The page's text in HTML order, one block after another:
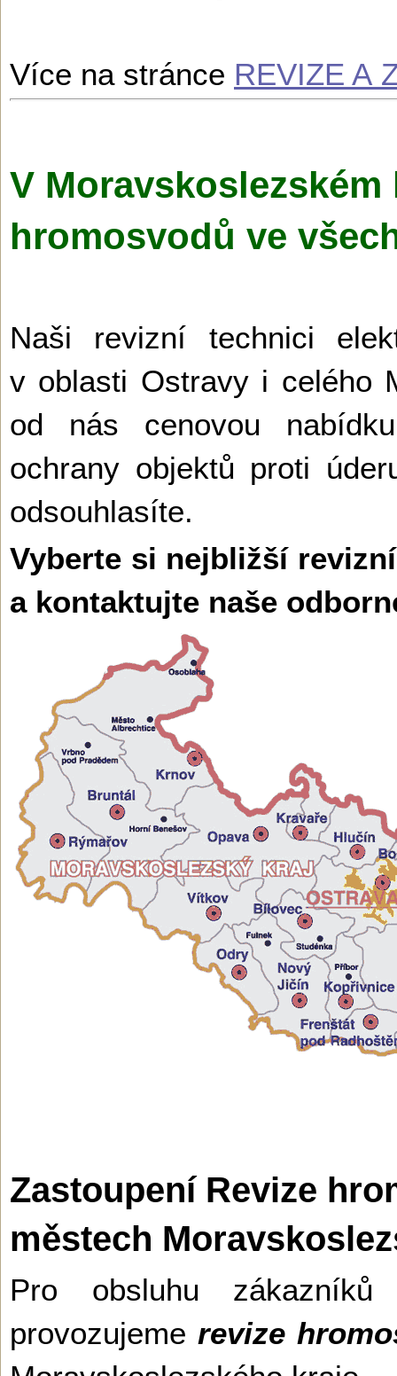
Více na stránce REVIZE A
V
hromosvodů ve
Naši revizní technici
v oblasti Ostravy i celého
od nás cenovou
ochrany objektů proti
odsouhlasíte.
Vyberte si nejbližší
a kontaktujte naše
Zastoupení Revize
městech
Pro obsluhu
provozujeme revize